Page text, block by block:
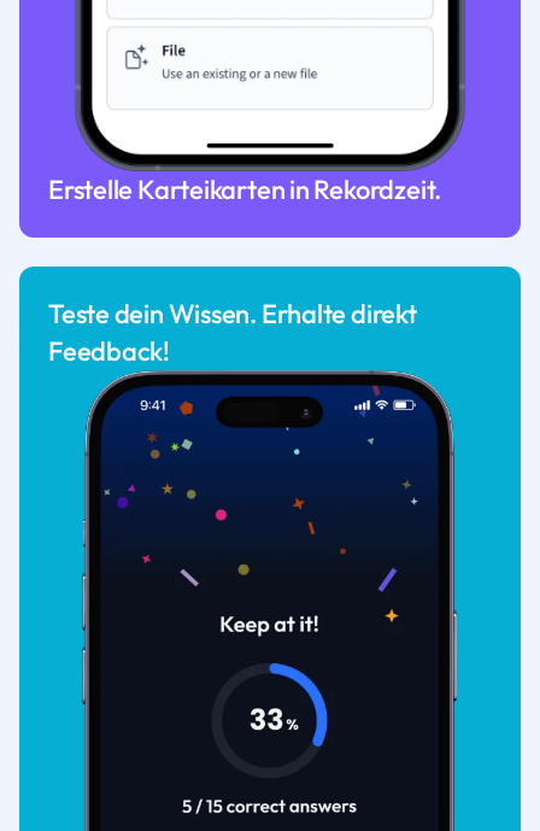
Erstelle Karteikarten in Rekordzeit.
Teste dein Wissen. Erhalte direkt
Feedback!